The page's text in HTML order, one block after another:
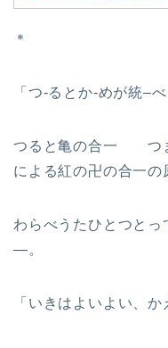
＊
「つ-るとか-めが統–べ
つると亀の合一 つ
による紅の卍の合一
わらべうたひとつと
—。
「いきはよいよい、